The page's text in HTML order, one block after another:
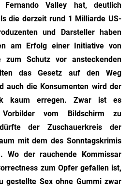
Fernando Valley hat, deutlich
die derzeit rund 1 Milliarde US-
und Darsteller haben
am Erfolg einer Initiative von
zum Schutz vor ansteckenden
das Gesetz auf den Weg
auch die Konsumenten wird der
kaum erregen. Zwar ist es
vom Bildschirm zu
der Zuschauerkreis der
mit dem des Sonntagskrimis
Wo der rauchende Kommissar
zum Opfer gefallen ist,
gestellte Sex ohne Gummi zwar